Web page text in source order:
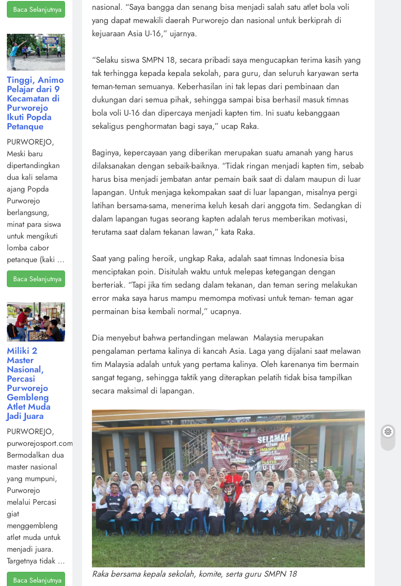
nasional. “Saya bangga dan senang bisa menjadi salah satu atlet bola voli
yang dapat mewakili daerah Purworejo dan nasional untuk berkiprah di
kejuaraan Asia U-16,” ujarnya.
“Selaku siswa SMPN 18, secara pribadi saya mengucapkan terima kasih yang
tak terhingga kepada kepala sekolah, para guru, dan seluruh karyawan serta
teman-teman semuanya. Keberhasilan ini tak lepas dari pembinaan dan
dukungan dari semua pihak, sehingga sampai bisa berhasil masuk timnas
bola voli U-16 dan dipercaya menjadi kapten tim. Ini suatu kebanggaan
sekaligus penghormatan bagi saya,” ucap Raka.
Baginya, kepercayaan yang diberikan merupakan suatu amanah yang harus
dilaksanakan dengan sebaik-baiknya. “Tidak ringan menjadi kapten tim, sebab
harus bisa menjadi jembatan antar pemain baik saat di dalam maupun di luar
lapangan. Untuk menjaga kekompakan saat di luar lapangan, misalnya pergi
latihan bersama-sama, menerima keluh kesah dari anggota tim. Sedangkan di
dalam lapangan tugas seorang kapten adalah terus memberikan motivasi,
terutama saat dalam tekanan lawan,” kata Raka.
Saat yang paling heroik, ungkap Raka, adalah saat timnas Indonesia bisa
menciptakan poin. Disitulah waktu untuk melepas ketegangan dengan
berteriak. “Tapi jika tim sedang dalam tekanan, dan teman sering melakukan
error maka saya harus mampu memompa motivasi untuk teman- teman agar
permainan bisa kembali normal,” ucapnya.
Dia menyebut bahwa pertandingan melawan Malaysia merupakan
pengalaman pertama kalinya di kancah Asia. Laga yang dijalani saat melawan
tim Malaysia adalah untuk yang pertama kalinya. Oleh karenanya tim bermain
sangat tegang, sehingga taktik yang diterapkan pelatih tidak bisa tampilkan
secara maksimal di lapangan.
Raka bersama kepala sekolah, komite, serta guru SMPN 18
Baca Selanjutnya
Tinggi, Animo
Pelajar dari 9
Kecamatan di
Purworejo
Ikuti Popda
Petanque
PURWOREJO,
Meski baru
dipertandingkan
dua kali selama
ajang Popda
Purworejo
berlangsung,
minat para siswa
untuk mengikuti
lomba cabor
petanque (kaki ...
Baca Selanjutnya
Miliki 2
Master
Nasional,
Percasi
Purworejo
Gembleng
Atlet Muda
Jadi Juara
PURWOREJO,
purworejosport.com,
Bermodalkan dua
master nasional
yang mumpuni,
Purworejo
melalui Percasi
giat
menggembleng
atlet muda untuk
menjadi juara.
Targetnya tidak ...
Baca Selanjutnya